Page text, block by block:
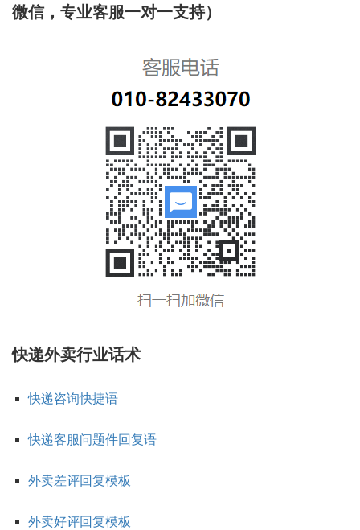
微信，专业客服一对一支持）
快递外卖行业话术
快递咨询快捷语
快递客服问题件回复语
外卖差评回复模板
外卖好评回复模板